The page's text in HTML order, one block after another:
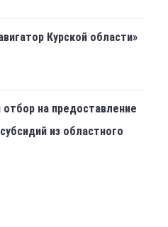
Курской области»
отбор на предоставление
из областного